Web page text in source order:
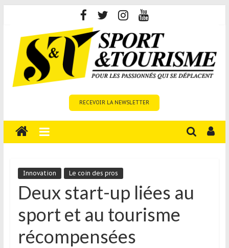
content
Tourisme
est
média
sur
tourisme
sportif
qui
RECEVOIR LA NEWSLETTER
Innovation Le coin des pros
Deux start-up liées au
sport et au tourisme
récompensées